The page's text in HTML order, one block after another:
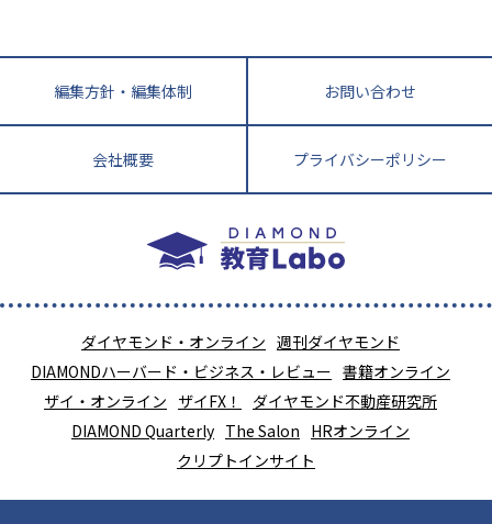
大阪府
兵庫県 京都府 奈良県
和歌山県
滋賀県
中国
鳥取県
島根県 広島県
山口県
四国
宮崎県
鹿児島県 沖縄県
教育全般
大学受験塾の選び方
中学受験に熱心な市区町村ランキング
家庭教師
運動と遊びを考える
令和の大学受験は情報戦！
悩み多き「大学受験」相談室
英語・英会話・英検対策
小学校教師が解説！中学受験のリアル
教育ニュース最前線
針盤
大学入試改革
親子で極める家庭学習
編集方針・編集体制 お問い合わせ
会社概要 プライバシーポリシー
ダイヤモンド・オンライン 週刊ダイヤモンド
DIAMONDハーバード・ビジネス・レビュー 書籍オンライン
ザイ・オンライン ザイFX！
ダイヤモンド不動産研究所
DIAMOND Quarterly The Salon HRオンライン
クリプトインサイト